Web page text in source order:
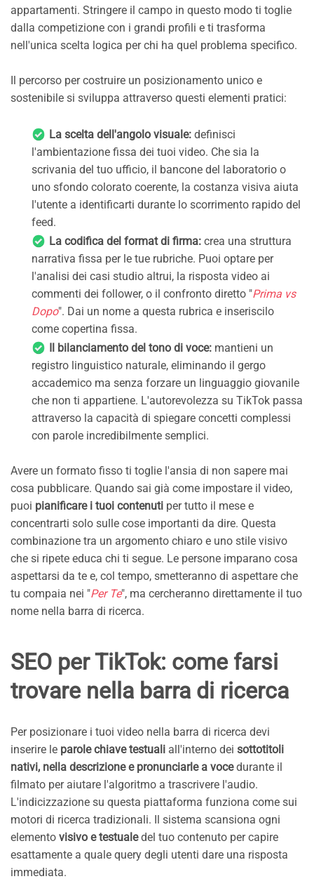
appartamenti. Stringere il campo in questo modo ti toglie
dalla competizione con i grandi profili e ti trasforma
nell'unica scelta logica per chi ha quel problema specifico.
Il percorso per costruire un posizionamento unico e
sostenibile si sviluppa attraverso questi elementi pratici:
La scelta dell'angolo visuale: definisci
l'ambientazione fissa dei tuoi video. Che sia la
scrivania del tuo ufficio, il bancone del laboratorio o
uno sfondo colorato coerente, la costanza visiva aiuta
l'utente a identificarti durante lo scorrimento rapido del
feed.
La codifica del format di firma: crea una struttura
narrativa fissa per le tue rubriche. Puoi optare per
l'analisi dei casi studio altrui, la risposta video ai
commenti dei follower, o il confronto diretto "Prima vs
Dopo". Dai un nome a questa rubrica e inseriscilo
come copertina fissa.
Il bilanciamento del tono di voce: mantieni un
registro linguistico naturale, eliminando il gergo
accademico ma senza forzare un linguaggio giovanile
che non ti appartiene. L'autorevolezza su TikTok passa
attraverso la capacità di spiegare concetti complessi
con parole incredibilmente semplici.
Avere un formato fisso ti toglie l'ansia di non sapere mai
cosa pubblicare. Quando sai già come impostare il video,
puoi pianificare i tuoi contenuti per tutto il mese e
concentrarti solo sulle cose importanti da dire. Questa
combinazione tra un argomento chiaro e uno stile visivo
che si ripete educa chi ti segue. Le persone imparano cosa
aspettarsi da te e, col tempo, smetteranno di aspettare che
tu compaia nei "Per Te", ma cercheranno direttamente il tuo
nome nella barra di ricerca.
SEO per TikTok: come farsi
trovare nella barra di ricerca
Per posizionare i tuoi video nella barra di ricerca devi
inserire le parole chiave testuali all'interno dei sottotitoli
nativi, nella descrizione e pronunciarle a vocedurante il
filmato per aiutare l'algoritmo a trascrivere l'audio.
L'indicizzazione su questa piattaforma funziona come sui
motori di ricerca tradizionali. Il sistema scansiona ogni
elemento visivo e testualedel tuo contenuto per capire
esattamente a quale query degli utenti dare una risposta
immediata.